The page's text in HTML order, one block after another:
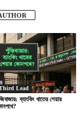
Lead
ব্যাংকিং খাতের শেয়ার